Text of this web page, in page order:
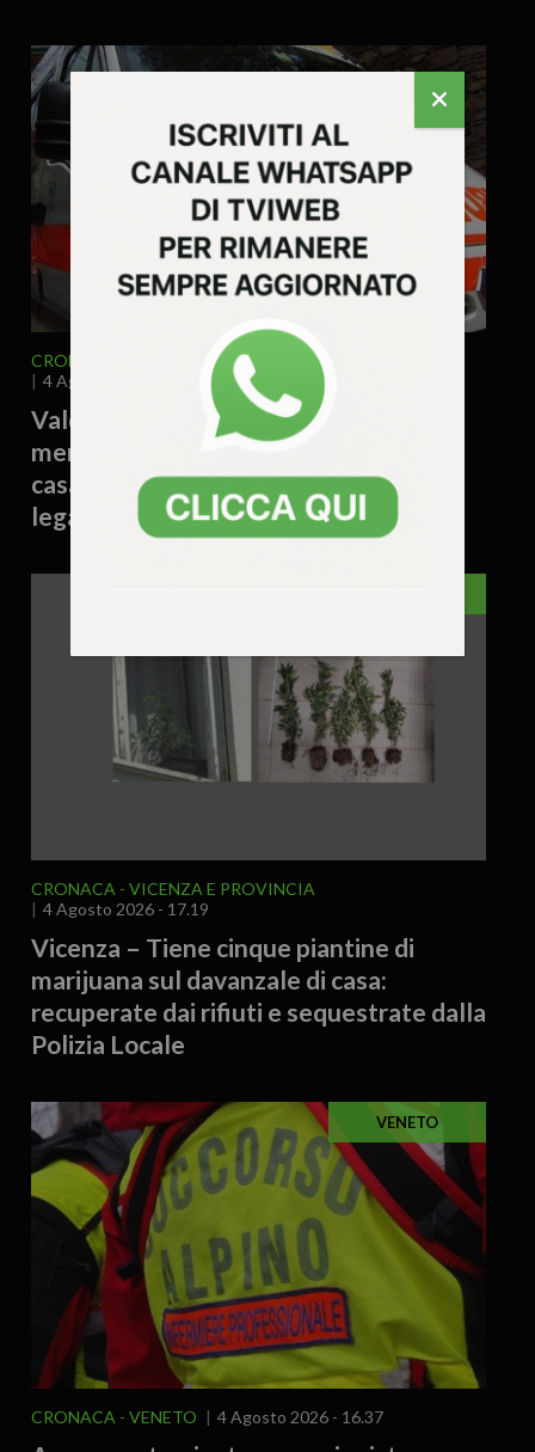
CRONACA
VICENZA E PROVINCIA
4 Agosto 2026 - 17.54
Valdagno – Donna trovata morta
mentre raccoglieva patate nell’orto di
casa: si valuta un possibile malore
legato al caldo
CRONACA
VICENZA E PROVINCIA
4 Agosto 2026 - 17.19
Vicenza – Tiene cinque piantine di
marijuana sul davanzale di casa:
recuperate dai rifiuti e sequestrate dalla
Polizia Locale
VENETO
CRONACA VENETO 4 Agosto 2026 - 16.37